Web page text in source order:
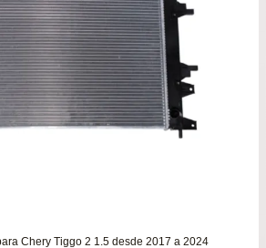
Chery Tiggo 2 1.5 desde 2017 a 2024